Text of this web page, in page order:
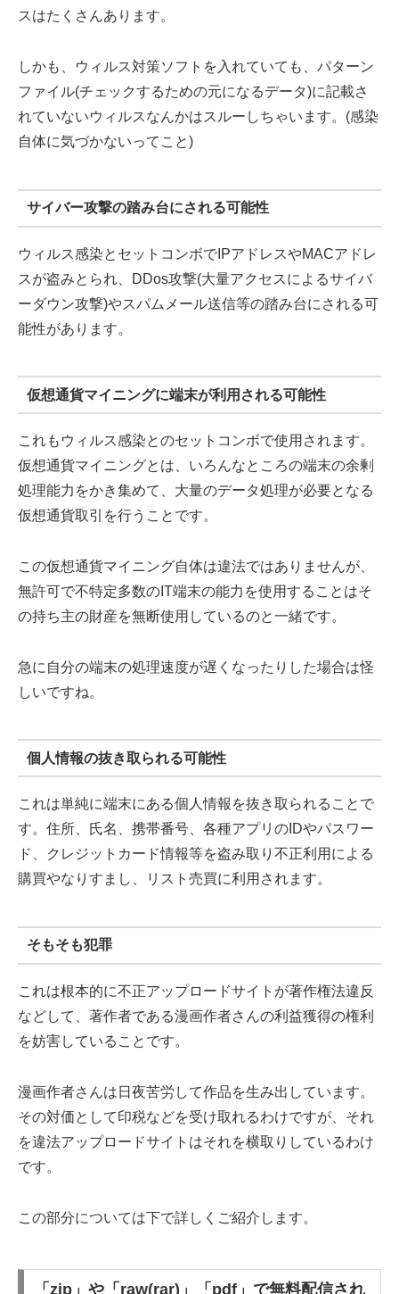
スはたくさんあります。
しかも、ウィルス対策ソフトを入れていても、パターン
ファイル(チェックするための元になるデータ)に記載さ
れていないウィルスなんかはスルーしちゃいます。(感染
自体に気づかないってこと)
サイバー攻撃の踏み台にされる可能性
ウィルス感染とセットコンボでIPアドレスやMACアドレ
スが盗みとられ、DDos攻撃(大量アクセスによるサイバ
ーダウン攻撃)やスパムメール送信等の踏み台にされる可
能性があります。
仮想通貨マイニングに端末が利用される可能性
これもウィルス感染とのセットコンボで使用されます。
仮想通貨マイニングとは、いろんなところの端末の余剰
処理能力をかき集めて、大量のデータ処理が必要となる
仮想通貨取引を行うことです。
この仮想通貨マイニング自体は違法ではありませんが、
無許可で不特定多数のIT端末の能力を使用することはそ
の持ち主の財産を無断使用しているのと一緒です。
急に自分の端末の処理速度が遅くなったりした場合は怪
しいですね。
個人情報の抜き取られる可能性
これは単純に端末にある個人情報を抜き取られることで
す。住所、氏名、携帯番号、各種アプリのIDやパスワー
ド、クレジットカード情報等を盗み取り不正利用による
購買やなりすまし、リスト売買に利用されます。
そもそも犯罪
これは根本的に不正アップロードサイトが著作権法違反
などして、著作者である漫画作者さんの利益獲得の権利
を妨害していることです。
漫画作者さんは日夜苦労して作品を生み出しています。
その対価として印税などを受け取れるわけですが、それ
を違法アップロードサイトはそれを横取りしているわけ
です。
この部分については下で詳しくご紹介します。
「zip」や「raw(rar)」「pdf」で無料配信され